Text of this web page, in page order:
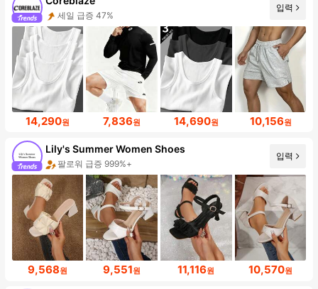
세일 급증 47%
입력
14,290원 7,836원 14,690원 10,156원
Lily's Summer Women Shoes
팔로워 급증 999%+
입력
9,568원 9,551원 11,116원 10,570원